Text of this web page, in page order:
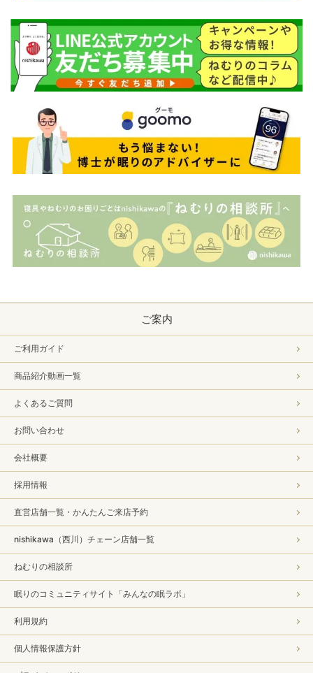
ご案内
ご利用ガイド
商品紹介動画一覧
よくあるご質問
お問い合わせ
会社概要
採用情報
直営店舗一覧・かんたんご来店予約
nishikawa（西川）チェーン店舗一覧
ねむりの相談所
眠りのコミュニティサイト「みんなの眠ラボ」
利用規約
個人情報保護方針